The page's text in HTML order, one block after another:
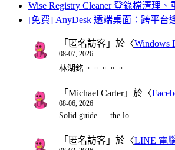
Wise Registry Cleaner 登錄檔清理
[免費] AnyDesk 遠端桌面：跨平台
「 匿名訪客 」於〈Windows
08-07, 2026
林湖銘。。。。。
「 Michael Carter」於〈
08-06, 2026
Solid guide — the lo…
「 匿名訪客 」於〈LINE 電